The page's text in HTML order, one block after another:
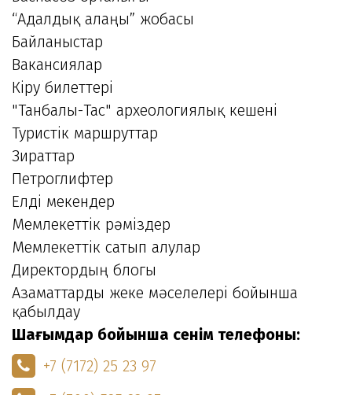
“Адалдық алаңы” жобасы
Байланыстар
Вакансиялар
Кіру билеттері
"Танбалы-Тас" археологиялық кешені
Туристік маршруттар
Зираттар
Петроглифтер
Елді мекендер
Мемлекеттік рәміздер
Мемлекеттік сатып алулар
Директордың блогы
Азаматтарды жеке мәселелері бойынша
қабылдау
Шағымдар бойынша сенім телефоны:
+7 (7172) 25 23 97